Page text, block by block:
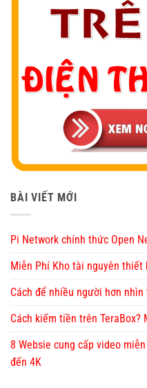
BÀI VIẾT MỚI
Pi Network chính thức Open
Miễn Phí Kho tài nguyên thiết
Cách để nhiều người hơn
Cách kiếm tiền trên TeraBox?
8 Websie cung cấp video
đến 4K